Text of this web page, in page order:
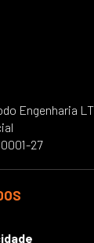
Engenharia
27